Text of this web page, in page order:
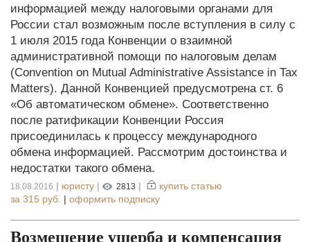
информацией между налоговыми органами для
России стал возможным после вступления в силу с
1 июля 2015 года Конвенции о взаимной
административной помощи по налоговым делам
(Convention on Mutual Administrative Assistance in Tax
Matters). Данной Конвенцией предусмотрена ст. 6
«Об автоматическом обмене». Соответственно
после ратификации Конвенции Россия
присоединилась к процессу международного
обмена информацией. Рассмотрим достоинства и
недостатки такого обмена.
18.08.2016 | юристу | 2813 |
купить статью
за 315 руб. | оформить подписку
Возмещение ущерба и компенсация